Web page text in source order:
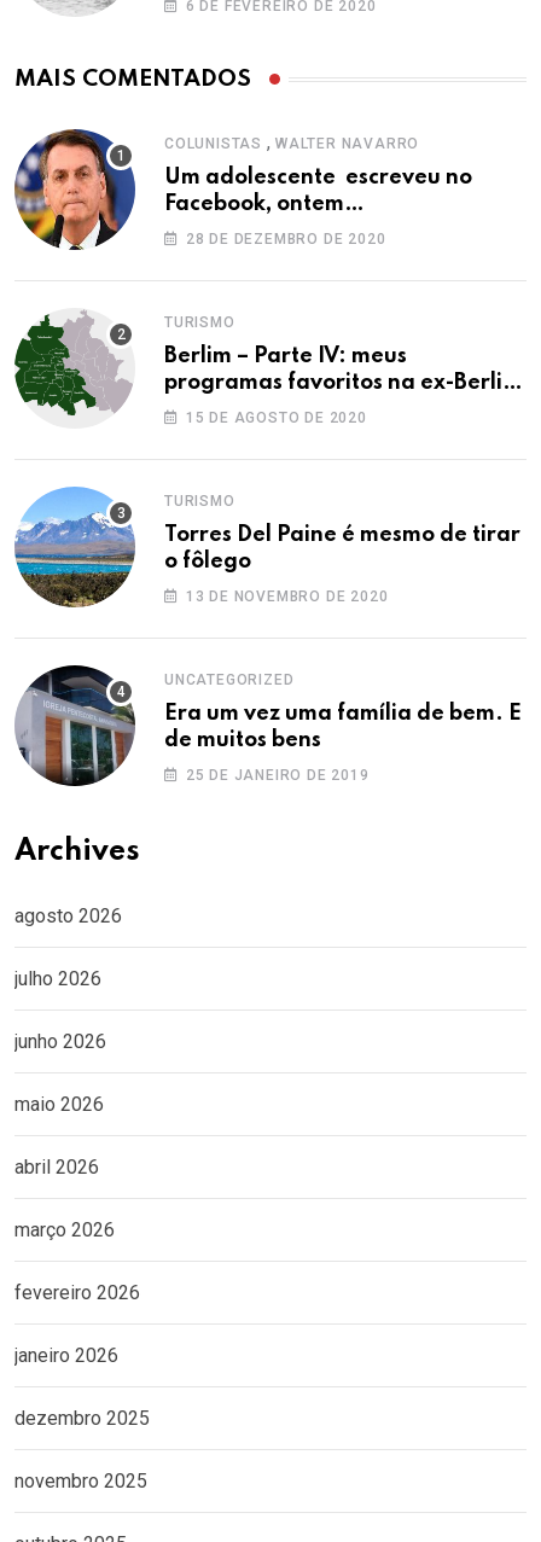
6 DE FEVEREIRO DE 2020
MAIS COMENTADOS
COLUNISTAS , WALTER NAVARRO
Um adolescente escreveu no
Facebook, ontem…
28 DE DEZEMBRO DE 2020
TURISMO
Berlim – Parte IV: meus
programas favoritos na ex-Berlim
Ocidental
15 DE AGOSTO DE 2020
TURISMO
Torres Del Paine é mesmo de tirar
o fôlego
13 DE NOVEMBRO DE 2020
UNCATEGORIZED
Era um vez uma família de bem. E
de muitos bens
25 DE JANEIRO DE 2019
Archives
agosto 2026
julho 2026
junho 2026
maio 2026
abril 2026
março 2026
fevereiro 2026
janeiro 2026
dezembro 2025
novembro 2025